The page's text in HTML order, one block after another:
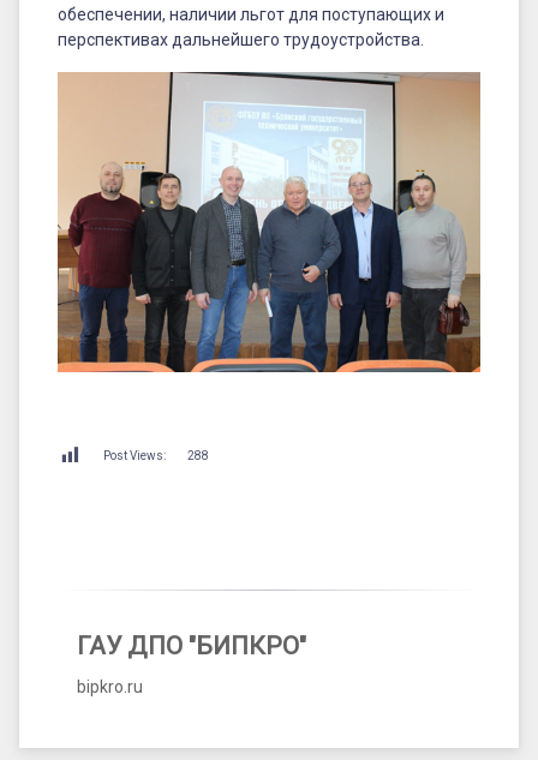
обеспечении, наличии льгот для поступающих и
перспективах дальнейшего трудоустройства.
Post Views: 288
ГАУ ДПО "БИПКРО"
bipkro.ru